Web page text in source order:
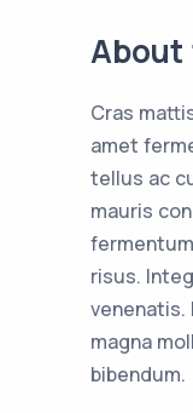
Cras
amet
tellus ac
mauris
risus.
venenatis.
magna
bibendum.